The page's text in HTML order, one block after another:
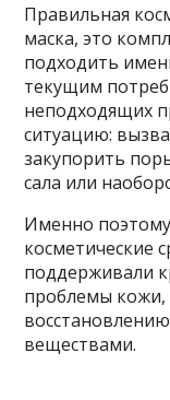
Правильная
маска, это
подходить
текущим
неподходящих
ситуацию:
закупорить
сала или
Именно
косметические
поддерживали
проблемы кожи,
веществами.